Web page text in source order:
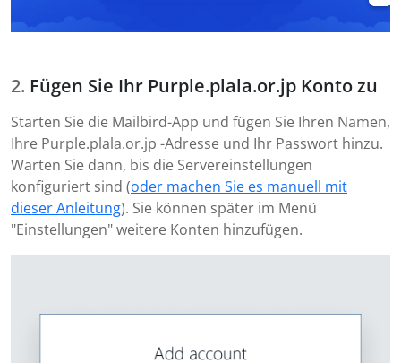
Fügen Sie Ihr Purple.plala.or.jp Konto zu
Starten Sie die Mailbird-App und fügen Sie Ihren Namen,
Ihre Purple.plala.or.jp -Adresse und Ihr Passwort hinzu.
Warten Sie dann, bis die Servereinstellungen
konfiguriert sind (oder machen Sie es manuell mit
dieser Anleitung). Sie können später im Menü
"Einstellungen" weitere Konten hinzufügen.